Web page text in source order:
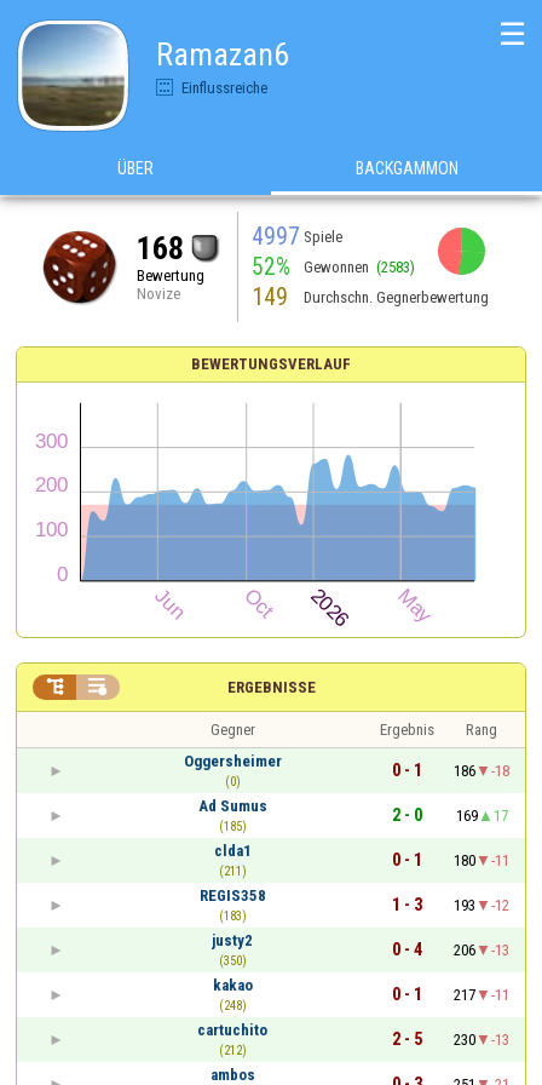
Ramazan6
Einflussreiche
☰
ÜBER BACKGAMMON
168
Bewertung
Novize
4997 Spiele
52% Gewonnen (2583)
149 Durchschn. Gegnerbewertung
BEWERTUNGSVERLAUF
ERGEBNISSE
 
Gegner Ergebnis
Rang
Oggersheimer
(0)
0 - 1 186
-18
Ad Sumus
(185)
2 - 0 169
17
clda1
(211)
0 - 1 180
-11
REGIS358
(183)
1 - 3 193
-12
justy2
(350)
0 - 4 206
-13
kakao
(248)
0 - 1 217
-11
cartuchito
(212)
2 - 5 230
-13
ambos